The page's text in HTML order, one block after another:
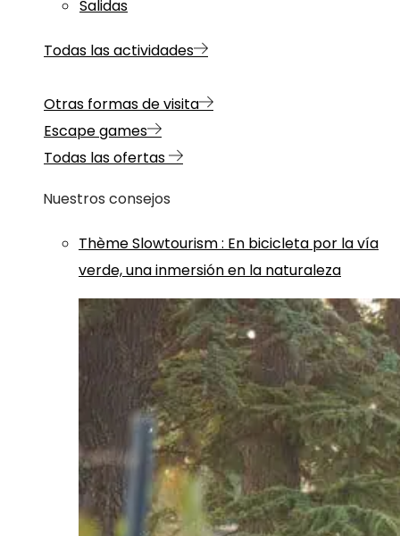
Salidas
Todas las actividades
Otras formas de visita
Escape games
Todas las ofertas
Nuestros consejos
ThèmeSlowtourism: En bicicleta por la vía
verde, una inmersión en la naturaleza